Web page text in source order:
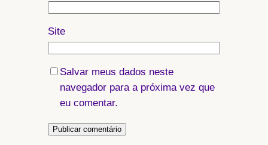
Site
Salvar meus dados neste
navegador para a próxima vez que
eu comentar.